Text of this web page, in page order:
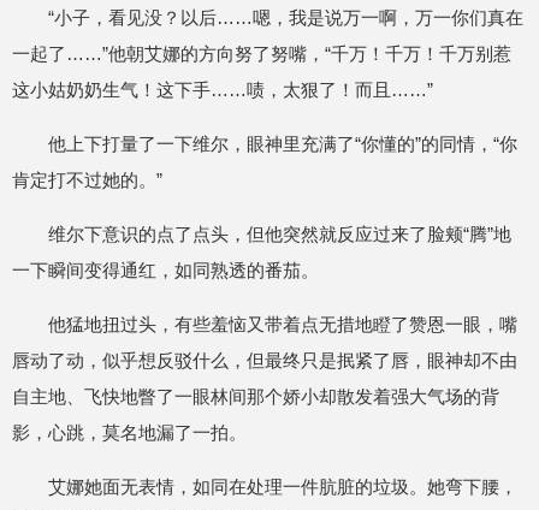
“小子，看见没？以后……嗯，我是说万一啊，万一你们真在
一起了……”他朝艾娜的方向努了努嘴，“千万！千万！千万别惹
这小姑奶奶生气！这下手……啧，太狠了！而且……”
他上下打量了一下维尔，眼神里充满了“你懂的”的同情，“你
肯定打不过她的。”
维尔下意识的点了点头，但他突然就反应过来了脸颊“腾”地
一下瞬间变得通红，如同熟透的番茄。
他猛地扭过头，有些羞恼又带着点无措地瞪了赞恩一眼，嘴
唇动了动，似乎想反驳什么，但最终只是抿紧了唇，眼神却不由
自主地、飞快地瞥了一眼林间那个娇小却散发着强大气场的背
影，心跳，莫名地漏了一拍。
艾娜她面无表情，如同在处理一件肮脏的垃圾。她弯下腰，